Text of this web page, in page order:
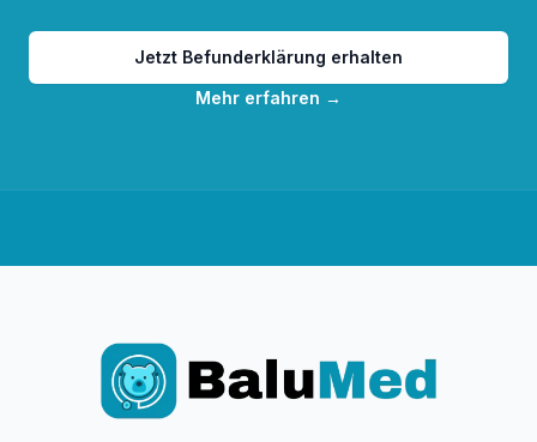
Jetzt Befunderklärung erhalten
Mehr erfahren →